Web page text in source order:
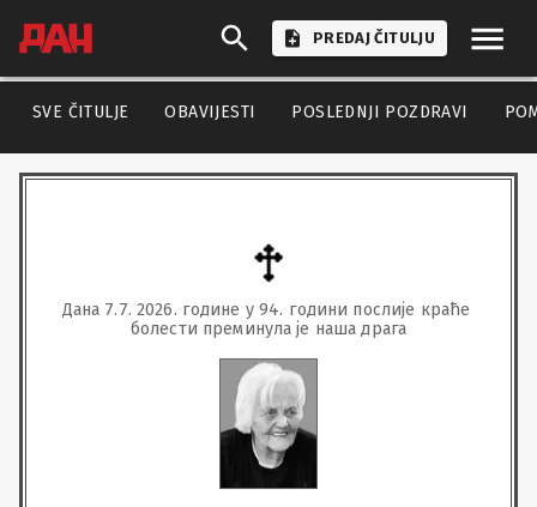
PREDAJ ČITULJU
SVE ČITULJE OBAVIJESTI POSLEDNJI POZDRAVI
Дана 7.7. 2026. године у 94. години послије краће
болести преминула је наша драга